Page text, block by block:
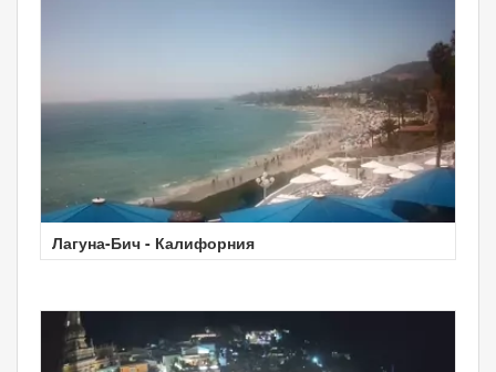
Лагуна-Бич - Калифорния